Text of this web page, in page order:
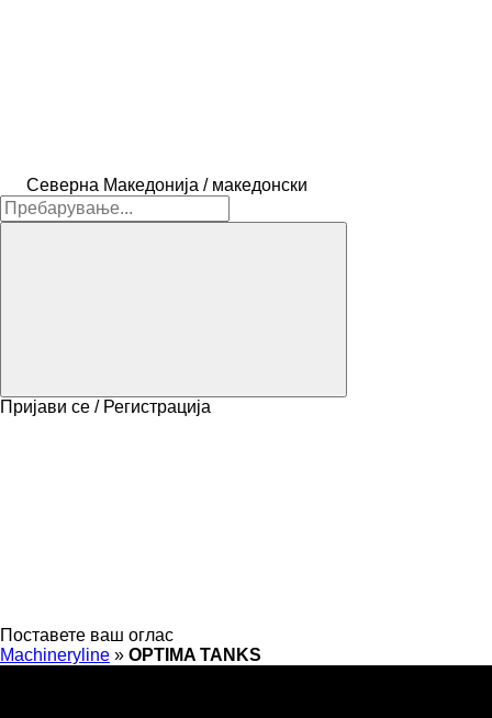
Северна Македонија / македонски
Пријави се / Регистрација
Поставете ваш оглас
Machineryline » OPTIMA TANKS